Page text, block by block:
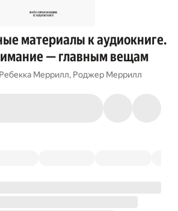
материалы к аудиокниге.
— главным вещам
Ребекка Меррилл, Роджер Меррилл